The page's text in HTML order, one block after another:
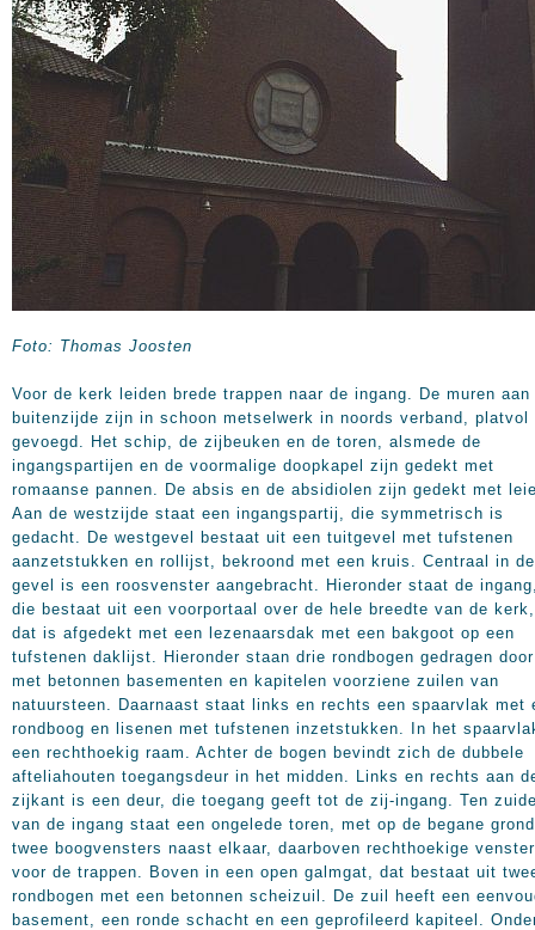
Foto: Thomas Joosten
Voor de kerk leiden brede trappen naar de ingang. De muren aan
buitenzijde zijn in schoon metselwerk in noords verband, platvol
gevoegd. Het schip, de zijbeuken en de toren, alsmede de
ingangspartijen en de voormalige doopkapel zijn gedekt met
romaanse pannen. De absis en de absidiolen zijn gedekt met
Aan de westzijde staat een ingangspartij, die symmetrisch is
gedacht. De westgevel bestaat uit een tuitgevel met tufstenen
aanzetstukken en rollijst, bekroond met een kruis. Centraal in de
gevel is een roosvenster aangebracht. Hieronder staat de
die bestaat uit een voorportaal over de hele breedte van de kerk,
dat is afgedekt met een lezenaarsdak met een bakgoot op een
tufstenen daklijst. Hieronder staan drie rondbogen gedragen door
met betonnen basementen en kapitelen voorziene zuilen van
natuursteen. Daarnaast staat links en rechts een spaarvlak met
rondboog en lisenen met tufstenen inzetstukken. In het
een rechthoekig raam. Achter de bogen bevindt zich de dubbele
afteliahouten toegangsdeur in het midden. Links en rechts aan
zijkant is een deur, die toegang geeft tot de zij-ingang. Ten
van de ingang staat een ongelede toren, met op de begane grond
twee boogvensters naast elkaar, daarboven rechthoekige
voor de trappen. Boven in een open galmgat, dat bestaat uit
rondbogen met een betonnen scheizuil. De zuil heeft een
basement, een ronde schacht en een geprofileerd kapiteel.